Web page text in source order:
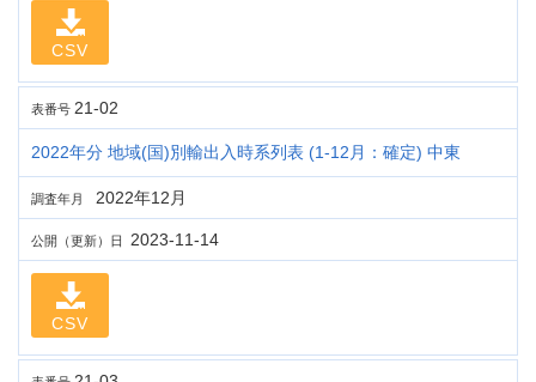
CSV
表番号 21-02
2022年分 地域(国)別輸出入時系列表 (1-12月：確定) 中東
調査年月 2022年12月
公開（更新）日 2023-11-14
CSV